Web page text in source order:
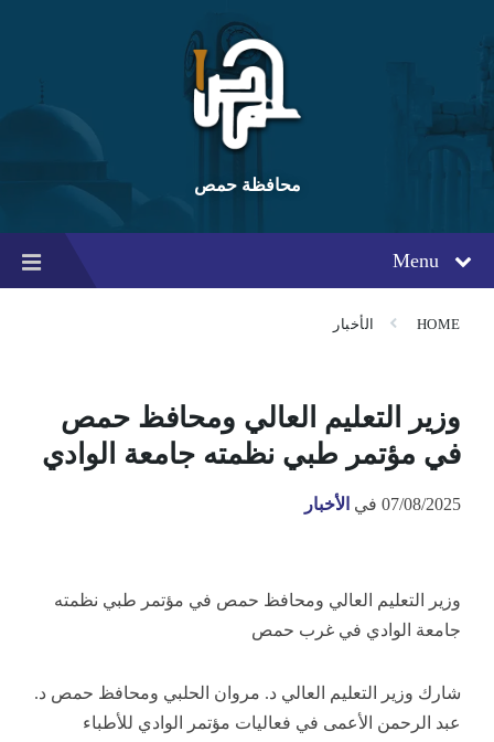
content
main
navigation
footer
محافظة حمص
Menu
HOME الأخبار
وزير التعليم العالي ومحافظ حمص
في مؤتمر طبي نظمته جامعة الوادي
07/08/2025 في الأخبار
وزير التعليم العالي ومحافظ حمص في مؤتمر طبي نظمته
جامعة الوادي في غرب حمص
شارك وزير التعليم العالي د. مروان الحلبي ومحافظ حمص د.
عبد الرحمن الأعمى في فعاليات مؤتمر الوادي للأطباء